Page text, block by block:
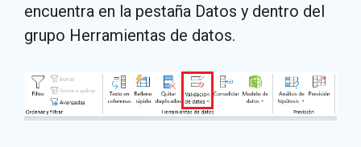
encuentra en la pestaña Datos y dentro del
grupo Herramientas de datos.